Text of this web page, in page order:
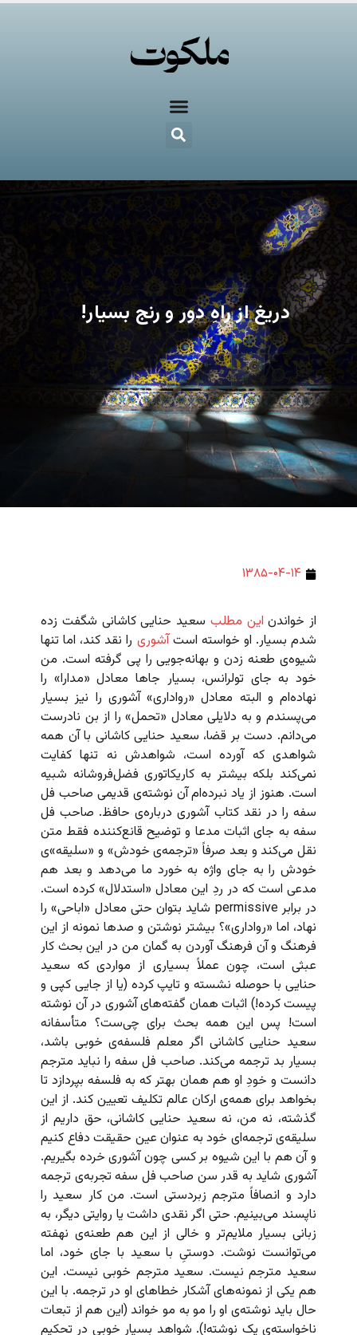
دریغ از راه‌ِ دور و رنج بسیار!
۱۳۸۵-۰۴-۱۴
از خواندن این مطلب سعید حنایی کاشانی شگفت زده
شدم بسیار. او خواسته استآشوری را نقد کند، اما تنها
شیوه‌ی طعنه زدن و بهانه‌جویی را پی گرفته است. من
خود به جای تولرانس، بسیار جاها معادل «مدارا» را
نهاده‌ام و البته معادل «رواداری» آشوری را نیز بسیار
می‌پسندم و به دلایلی معادل «تحمل» را از بن نادرست
می‌دانم. دست بر قضا، سعید حنایی کاشانی با آن همه
شواهدی که آورده است،‌ شواهدش نه تنها کفایت
نمی‌کند بلکه بیشتر به کاریکاتوری فضل‌فروشانه شبیه
است. هنوز از یاد نبرده‌ام آن نوشته‌ی قدیمی صاحب فل
سفه را در نقد کتاب آشوری درباره‌ی حافظ. صاحب فل
سفه به جای اثبات مدعا و توضیح قانع‌کننده فقط متن
نقل می‌کند و بعد صرفاً «ترجمه‌ی خودش» و «سلیقه»ی
خودش را به جای واژه به خورد ما می‌دهد و بعد هم
مدعی است که در ردِ این معادل «استدلال» کرده است.
در برابر permissive شاید بتوان حتی معادل «اباحی»‌ را
نهاد،‌ اما «رواداری»؟ بیشتر نوشتن و صدها نمونه از این
فرهنگ و آن فرهنگ آوردن به گمان من در این بحث کار
عبثی است، چون عملاً بسیاری از مواردی که سعید
حنایی با حوصله نشسته و تایپ کرده (یا از جایی کپی و
پیست کرده!) اثبات همان گفته‌های آشوری در آن نوشته
است! پس این همه بحث برای چی‌ست؟ متأسفانه
سعید حنایی کاشانی اگر معلم فلسفه‌ی خوبی باشد،
بسیار بد ترجمه می‌کند. صاحب فل سفه را نباید مترجم
دانست و خودِ او هم همان بهتر که به فلسفه بپردازد تا
بخواهد برای همه‌ی ارکان عالم تکلیف تعیین کند. از این
گذشته، نه من،‌ نه سعید حنایی کاشانی، حق داریم از
سلیقه‌ی ترجمه‌ای خود به عنوان عین حقیقت دفاع کنیم
و آن هم با این شیوه بر کسی چون آشوری خرده بگیریم.
آشوری شاید به قدر سن صاحب فل سفه تجربه‌ی ترجمه
دارد و انصافاً مترجم زبردستی است. من کار سعید را
ناپسند می‌بینیم. حتی اگر نقدی داشت یا روایتی دیگر، به
زبانی بسیار ملایم‌تر و خالی از این هم طعنه‌ی نهفته
می‌توانست نوشت. دوستیِ با سعید با جای خود، اما
سعید مترجم نیست. سعید مترجم خوبی نیست. این
هم یکی از نمونه‌های آشکار خطاهای او در ترجمه. با این
حال باید نوشته‌ی او را مو به مو خواند (این هم از تبعات
ناخواسته‌ی یک نوشته!). شواهد بسیار خوبی در تحکیم